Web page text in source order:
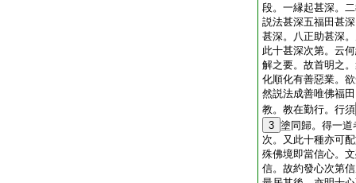
段。一縁起甚深。
説法甚深五福田甚
甚深。八正助甚深
此十甚深次第。云
解之要。故首明之
化順化有善惡業。
然説法成善唯佛福
教。教在勤行。行須
3 塗同歸。得一
次。又此十種亦可
殊佛境即當信心。
信。故約發心次第